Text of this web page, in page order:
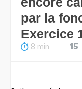
par la
Exercice
8 min 15